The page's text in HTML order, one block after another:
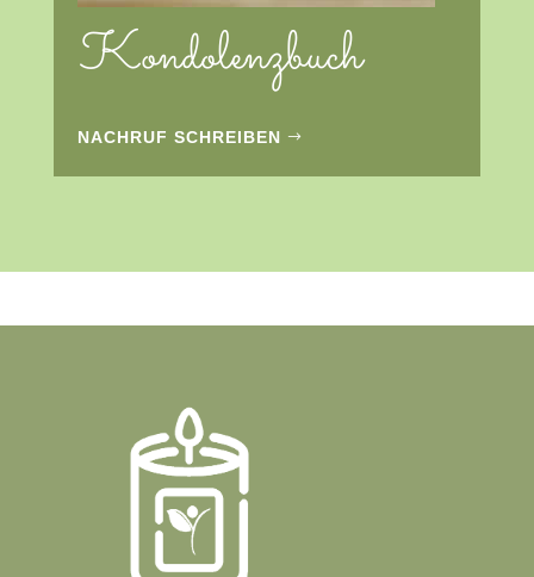
Kondolenzbuch
NACHRUF SCHREIBEN